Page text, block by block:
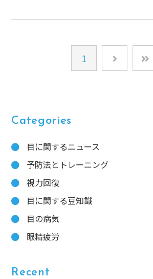
1
Categories
目に関するニュース
予防法とトレーニング
視力回復
目に関する豆知識
目の病気
眼精疲労
Recent